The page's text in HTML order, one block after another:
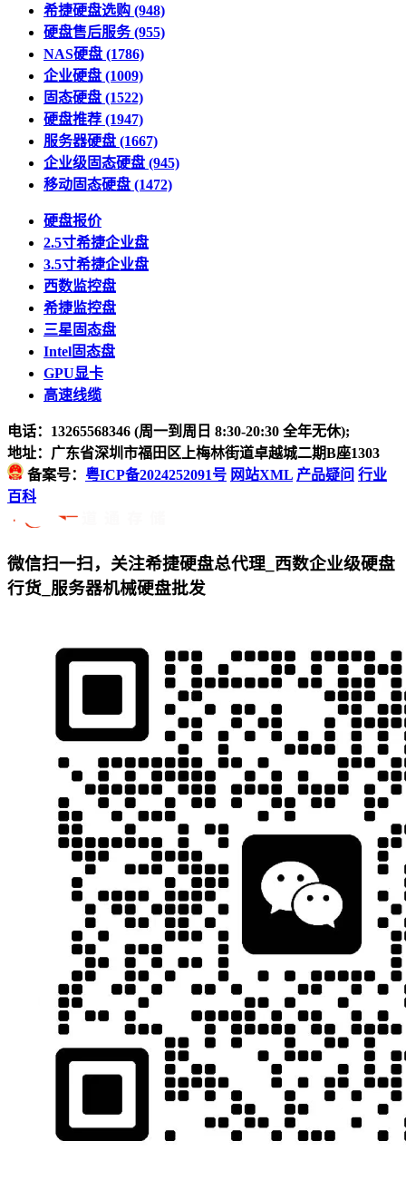
希捷硬盘选购 (948)
硬盘售后服务(955)
NAS硬盘 (1786)
企业硬盘 (1009)
固态硬盘 (1522)
硬盘推荐 (1947)
服务器硬盘 (1667)
企业级固态硬盘 (945)
移动固态硬盘 (1472)
硬盘报价
2.5寸希捷企业盘
3.5寸希捷企业盘
西数监控盘
希捷监控盘
三星固态盘
Intel固态盘
GPU显卡
高速线缆
电话：13265568346 (周一到周日 8:30-20:30 全年无休);
地址：广东省深圳市福田区上梅林街道卓越城二期B座1303
备案号： 粤ICP备2024252091号 网站XML 产品疑问 行业
百科
微信扫一扫，关注希捷硬盘总代理_西数企业级硬盘
行货_服务器机械硬盘批发